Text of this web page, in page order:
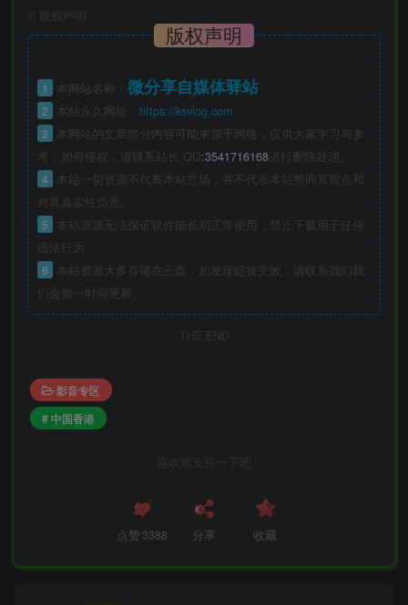
版权声明
版权声明
1 本网站名称： 微分享自媒体驿站
2 本站永久网址： https://ksvlog.com
3
本网站的文章部分内容可能来源于网络，仅供大家学习与参
考，如有侵权，请联系站长 QQ:3541716168进行删除处理。
4
本站一切资源不代表本站立场，并不代表本站赞同其观点和
对其真实性负责。
5
本站资源无法保证软件能长期正常使用，禁止下载用于任何
违法行为
6
本站资源大多存储在云盘，如发现链接失效，请联系我们我
们会第一时间更新。
THE END
影音专区
# 中国香港
喜欢就支持一下吧
点赞 3388 分享 收藏